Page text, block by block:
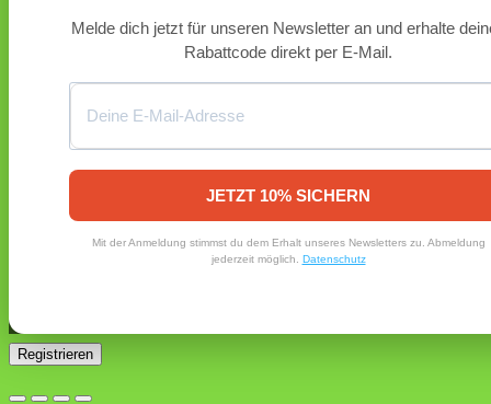
Melde dich jetzt für unseren Newsletter an und erhalte
Rabattcode direkt per E-Mail.
JETZT 10% SICHERN
Mit der Anmeldung stimmst du dem Erhalt unseres Newsletters zu. Abmeldung
jederzeit möglich. Datenschutz
Angemeldet bleiben Anmelden
Registrieren
Erforderlich
E-Mail-Adresse gesendet.
Registrieren